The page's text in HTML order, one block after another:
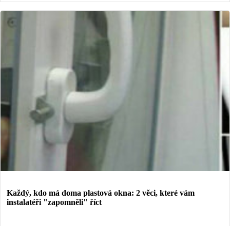
Každý, kdo má doma plastová okna: 2 věci, které vám
instalatéři "zapomněli" říct